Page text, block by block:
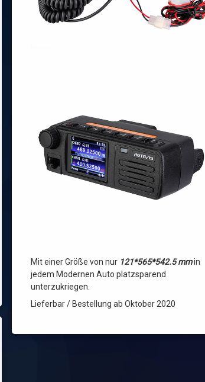
Mit einer Größe von nur 121*565*542.5 mmin
jedem Modernen Auto platzsparend
unterzukriegen.
Lieferbar / Bestellung ab Oktober 2020